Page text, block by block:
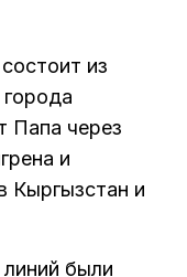
из
Папа через
и
Кыргызстан и
были